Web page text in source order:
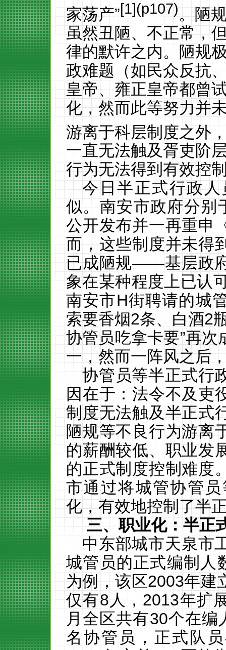
家荡产”[1](p107)。陋
虽然丑陋、不正常，
律的默许之内。陋规
政难题（如民众反抗
皇帝、雍正皇帝都曾
化，然而此等努力并
游离于科层制度之外
一直无法触及胥吏阶
行为无法得到有效控
今日半正式行政
似。南安市政府分别
公开发布并一再重申
而，这些制度并未得
已成陋规——基层政
象在某种程度上已认
南安市H街聘请的城
索要香烟2条、白酒2
协管员吃拿卡要”再
一，然而一阵风之后
协管员等半正式行
因在于：法令不及吏
制度无法触及半正式
陋规等不良行为游离
的薪酬较低、职业发
的正式制度控制难度
市通过将城管协管
化，有效地控制了半
三、职业化：半正
中东部城市天泉市
城管员的正式编制人
为例，该区2003年建
仅有8人，2013年扩
月全区共有30个在编
名协管员，正式队